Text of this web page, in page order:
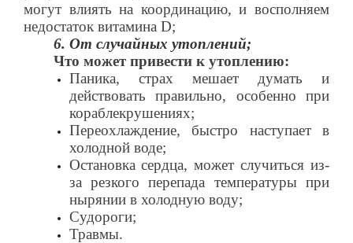
могут влиять на координацию, и восполняем
недостаток витамина D;
6. От случайных утоплений;
Что может привести к утоплению:
Паника, страх мешает думать и
действовать правильно, особенно при
кораблекрушениях;
Переохлаждение, быстро наступает в
холодной воде;
Остановка сердца, может случиться из-
за резкого перепада температуры при
нырянии в холодную воду;
Судороги;
Травмы.